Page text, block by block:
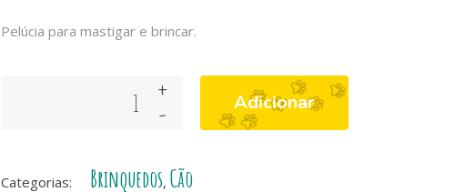
Pelúcia para mastigar e brincar.
quantity
-
+ Adicionar
Categorias: Brinquedos, Cão